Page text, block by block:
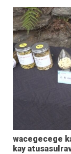
wacegecege
kay